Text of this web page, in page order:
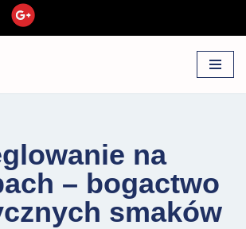
na
– bogactwo
smaków